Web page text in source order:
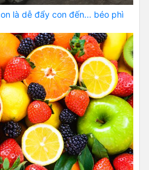
là dễ đẩy con đến... béo phì